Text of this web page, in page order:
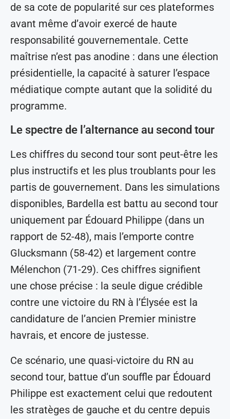
de sa cote de popularité sur ces plateformes
avant même d’avoir exercé de haute
responsabilité gouvernementale. Cette
maîtrise n’est pas anodine : dans une élection
présidentielle, la capacité à saturer l’espace
médiatique compte autant que la solidité du
programme.
Le spectre de l’alternance au second tour
Les chiffres du second tour sont peut-être les
plus instructifs et les plus troublants pour les
partis de gouvernement. Dans les simulations
disponibles, Bardella est battu au second tour
uniquement par Édouard Philippe (dans un
rapport de 52-48), mais l’emporte contre
Glucksmann (58-42) et largement contre
Mélenchon (71-29). Ces chiffres signifient
une chose précise : la seule digue crédible
contre une victoire du RN à l’Élysée est la
candidature de l’ancien Premier ministre
havrais, et encore de justesse.
Ce scénario, une quasi-victoire du RN au
second tour, battue d’un souffle par Édouard
Philippe est exactement celui que redoutent
les stratèges de gauche et du centre depuis